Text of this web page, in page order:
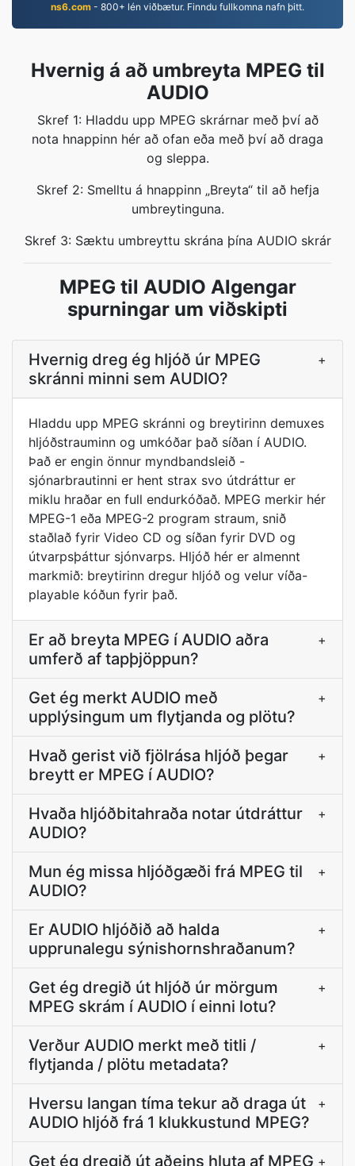
ns6.com - 800+ lén viðbætur. Finndu fullkomna nafn þitt.
Hvernig á að umbreyta MPEG til
AUDIO
Skref 1: Hladdu upp MPEG skrárnar með því að
nota hnappinn hér að ofan eða með því að draga
og sleppa.
Skref 2: Smelltu á hnappinn „Breyta“ til að hefja
umbreytinguna.
Skref 3: Sæktu umbreyttu skrána þína AUDIO skrár
MPEG til AUDIO Algengar
spurningar um viðskipti
Hvernig dreg ég hljóð úr MPEG
skránni minni sem AUDIO?
+
Hladdu upp MPEG skránni og breytirinn demuxes
hljóðstrauminn og umkóðar það síðan í AUDIO.
Það er engin önnur myndbandsleið -
sjónarbrautinni er hent strax svo útdráttur er
miklu hraðar en full endurkóðað. MPEG merkir hér
MPEG-1 eða MPEG-2 program straum, snið
staðlað fyrir Video CD og síðan fyrir DVD og
útvarpsþáttur sjónvarps. Hljóð hér er almennt
markmið: breytirinn dregur hljóð og velur víða-
playable kóðun fyrir það.
Er að breyta MPEG í AUDIO aðra
umferð af tapþjöppun?
+
Get ég merkt AUDIO með
upplýsingum um flytjanda og plötu?
+
Hvað gerist við fjölrása hljóð þegar
breytt er MPEG í AUDIO?
+
Hvaða hljóðbitahraða notar útdráttur
AUDIO?
+
Mun ég missa hljóðgæði frá MPEG til
AUDIO?
+
Er AUDIO hljóðið að halda
upprunalegu sýnishornshraðanum?
+
Get ég dregið út hljóð úr mörgum
MPEG skrám í AUDIO í einni lotu?
+
Verður AUDIO merkt með titli /
flytjanda / plötu metadata?
+
Hversu langan tíma tekur að draga út
AUDIO hljóð frá 1 klukkustund MPEG?
+
Get ég dregið út aðeins hluta af MPEG +